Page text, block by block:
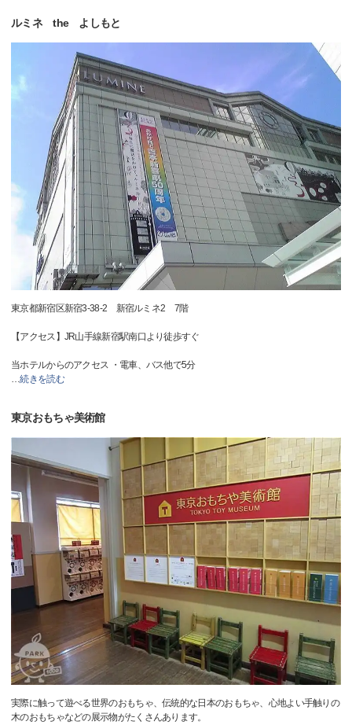
ルミネ the よしもと
東京都新宿区新宿3-38-2 新宿ルミネ2 7階
【アクセス】JR山手線新宿駅南口より徒歩すぐ
当ホテルからのアクセス ・電車、バス他で5分
…続きを読む
東京おもちゃ美術館
実際に触って遊べる世界のおもちゃ、伝統的な日本のおもちゃ、心地よい手触りの
木のおもちゃなどの展示物がたくさんあります。